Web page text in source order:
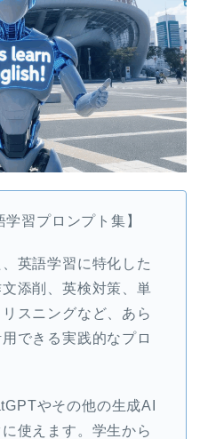
学習プロンプト集】
英語学習に特化した
添削、英検対策、単
スニングなど、あら
できる実践的なプロ
やその他の生成AI
使えます。学生から